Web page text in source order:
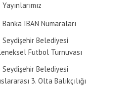
Yayınlarımız
Banka IBAN Numaraları
Seydişehir Belediyesi
Futbol Turnuvası
Seydişehir Belediyesi
3. Olta Balıkçılığı